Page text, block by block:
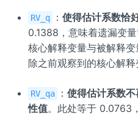
^{2}
RV_q ： 使得估计系数恰
0.1388，意味着遗漏变
核心解释变量与被解释
除之前观察到的核心解释
RV_qa ： 使得估计系数
性值。此处等于 0.0763